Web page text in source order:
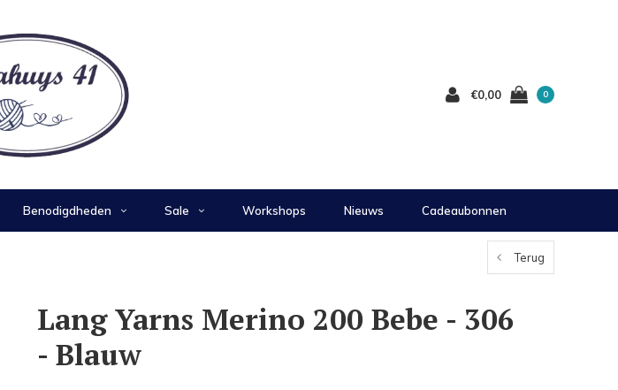
€0,00 0
Benodigdheden Sale Workshops Nieuws Cadeaubonnen
Terug
Lang Yarns Merino 200 Bebe - 306
- Blauw